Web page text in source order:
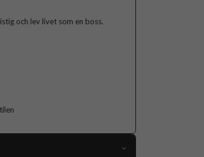
och lev livet som en boss.